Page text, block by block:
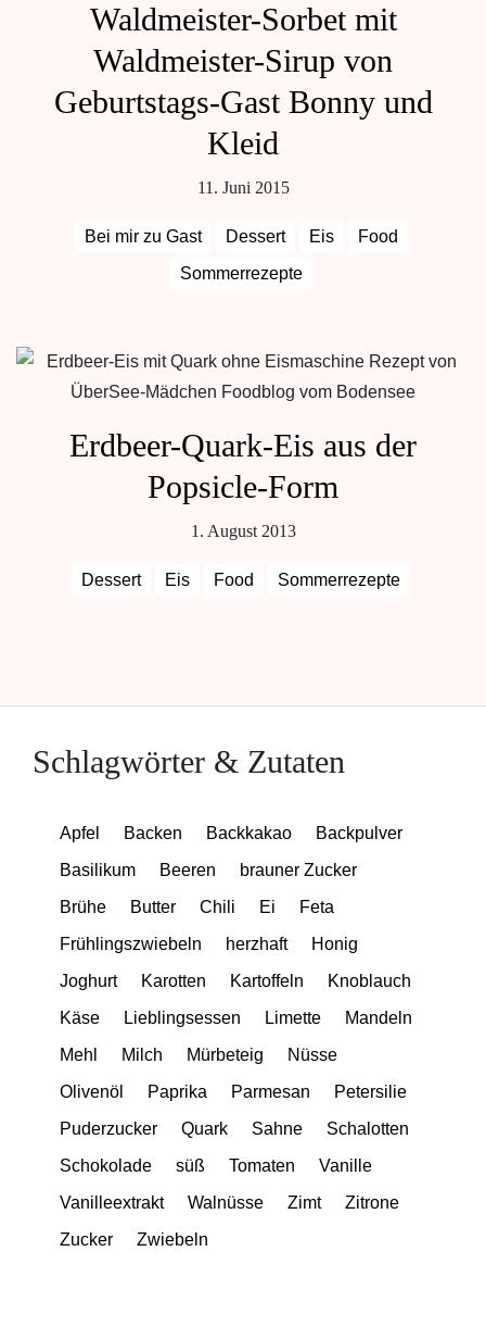
Waldmeister-Sorbet mit
Waldmeister-Sirup von
Geburtstags-Gast Bonny und
Kleid
11. Juni 2015
Bei mir zu Gast Dessert Eis
Food
Sommerrezepte
Erdbeer-Quark-Eis aus der
Popsicle-Form
1. August 2013
Dessert Eis Food Sommerrezepte
Schlagwörter & Zutaten
Apfel Backen Backkakao
Backpulver
Basilikum
Beeren
brauner Zucker
Brühe
Butter Chili Ei
Feta
Frühlingszwiebeln
herzhaft
Honig
Joghurt
Karotten Kartoffeln
Knoblauch
Käse
Lieblingsessen Limette
Mandeln
Mehl
Milch Mürbeteig
Nüsse
Olivenöl
Paprika Parmesan
Petersilie
Puderzucker
Quark Sahne
Schalotten
Schokolade
süß Tomaten
Vanille
Vanilleextrakt
Walnüsse Zimt
Zitrone
Zucker
Zwiebeln